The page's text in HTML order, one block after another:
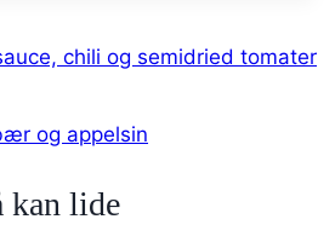
chili og semidried tomater
og appelsin
kan lide